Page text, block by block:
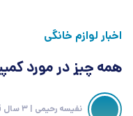
اخبار لوازم خانگی
همه چیز در مورد
نفیسه رحیمی | 3 سال قبل